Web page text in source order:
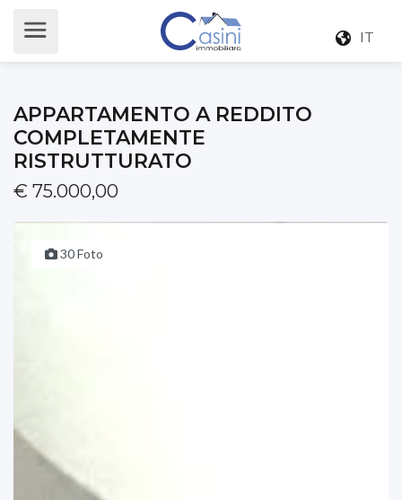
IT
APPARTAMENTO A REDDITO
COMPLETAMENTE
RISTRUTTURATO
€ 75.000,00
30 Foto